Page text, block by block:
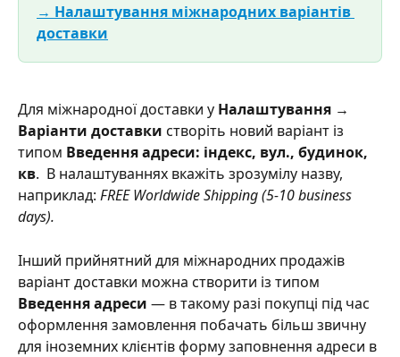
→ Налаштування міжнародних варіантів
доставки
Для міжнародної доставки у Налаштування →
Варіанти доставки створіть новий варіант із
типом Введення адреси: індекс, вул., будинок,
кв.  В налаштуваннях вкажіть зрозумілу назву,
наприклад: FREE Worldwide Shipping (5-10 business
days).
Інший прийнятний для міжнародних продажів
варіант доставки можна створити із типом
Введення адреси — в такому разі покупці під час
оформлення замовлення побачать більш звичну
для іноземних клієнтів форму заповнення адреси в